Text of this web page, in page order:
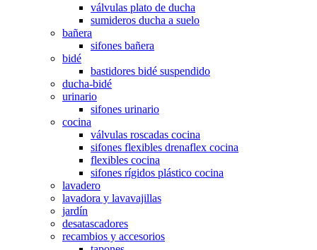
válvulas plato de ducha
sumideros ducha a suelo
bañera
sifones bañera
bidé
bastidores bidé suspendido
ducha-bidé
urinario
sifones urinario
cocina
válvulas roscadas cocina
sifones flexibles drenaflex cocina
flexibles cocina
sifones rígidos plástico cocina
lavadero
lavadora y lavavajillas
jardín
desatascadores
recambios y accesorios